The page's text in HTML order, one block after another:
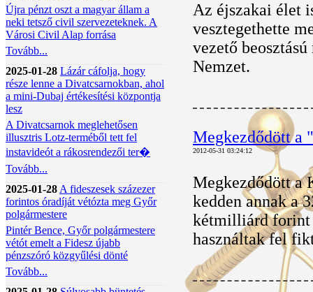
Újra pénzt oszt a magyar állam a
neki tetsző civil szervezeteknek. A
Városi Civil Alap forrása
Tovább...
2025-01-28 Lázár cáfolja, hogy
része lenne a Divatcsarnokban, ahol
a mini-Dubaj értékesítési központja
lesz
A Divatcsarnok meglehetősen
illusztris Lotz-terméből tett fel
instavideót a rákosrendezői ter�
Tovább...
2025-01-28 A fideszesek százezer
forintos óradíját vétózta meg Győr
polgármestere
Pintér Bence, Győr polgármestere
vétót emelt a Fidesz újabb
pénzszóró közgyűlési dönté
Tovább...
Az éjszakai élet
vesztegethette
vezető
Nemzet.
Megkezdődött a
2012-05-31 03:24:12
Megkezdődött a
kedden annak a
kétmilliárd forint
használtak fel